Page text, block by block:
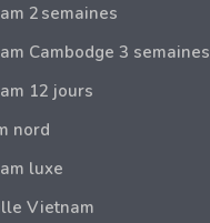
2 semaines
Cambodge 3 semaines
12 jours
nord
luxe
Vietnam